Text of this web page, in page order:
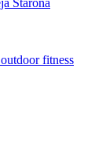
Staroňa
fitness